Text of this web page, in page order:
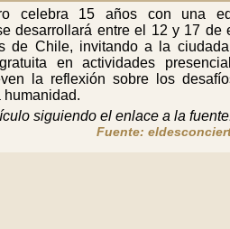
celebra 15 años con una
desarrollará entre el 12 y 17 de
de Chile, invitando a la
en actividades
la reflexión sobre los
humanidad.
siguiendo el enlace a la
Fuente: